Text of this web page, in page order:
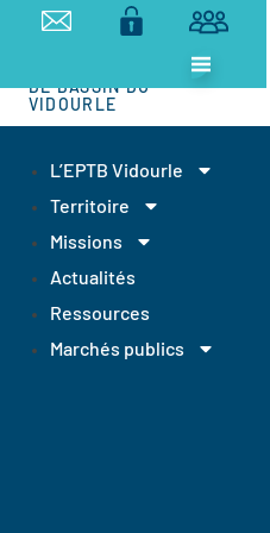
ETABLISSEMENT
DE BASSIN DU
VIDOURLE
L’EPTB Vidourle
Territoire
Missions
Actualités
Ressources
Marchés publics